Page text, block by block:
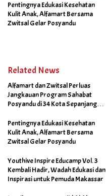
Pentingnya Edukasi Kesehatan
Kulit Anak, Alfamart Bersama
Zwitsal Gelar Posyandu
Related News
Alfamart dan Zwitsal Perluas
Jangkauan Program Sahabat
Posyandu di 34 Kota Sepanjang
Pentingnya Edukasi Kesehatan
Kulit Anak, Alfamart Bersama
Zwitsal Gelar Posyandu
Youthive Inspire Educamp Vol. 3
Kembali Hadir, Wadah Edukasi dan
Inspirasi untuk Pemuda Makassar